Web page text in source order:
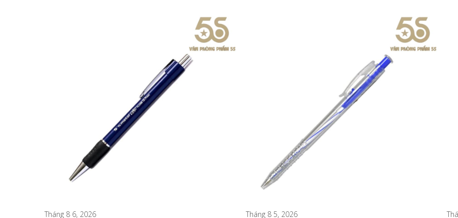
Tháng 8 5, 2026 Tháng 8 7, 2026